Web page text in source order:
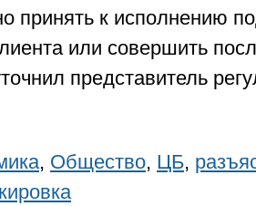
принять к исполнению
или совершить
представитель
, Общество, ЦБ,